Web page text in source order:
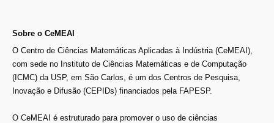
Sobre o CeMEAI
O Centro de Ciências Matemáticas Aplicadas à Indústria (CeMEAI),
com sede no Instituto de Ciências Matemáticas e de Computação
(ICMC) da USP, em São Carlos, é um dos Centros de Pesquisa,
Inovação e Difusão (CEPIDs) financiados pela FAPESP.
O CeMEAI é estruturado para promover o uso de ciências